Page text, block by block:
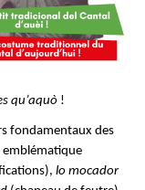
qu’aquò !
fondamentaux des
emblématique
lo mocador